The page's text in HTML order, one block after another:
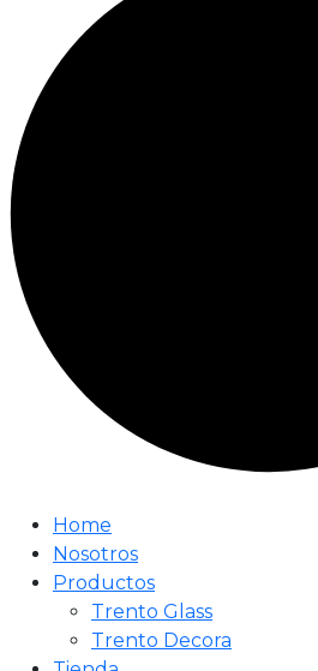
Home
Nosotros
Productos
Trento Glass
Trento Decora